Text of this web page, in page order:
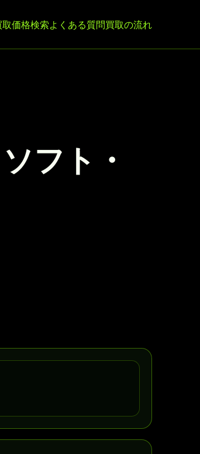
取価格検索よくある質問買取の流れ
フト・